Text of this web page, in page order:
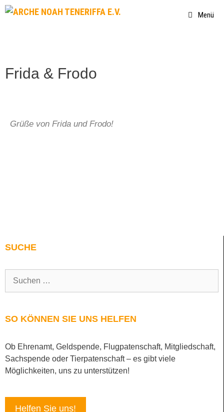
Menü
Frida & Frodo
Grüße von Frida und Frodo!
SUCHE
SO KÖNNEN SIE UNS HELFEN
Ob Ehrenamt, Geldspende, Flugpatenschaft, Mitgliedschaft,
Sachspende oder Tierpatenschaft – es gibt viele
Möglichkeiten, uns zu unterstützen!
Helfen Sie uns!